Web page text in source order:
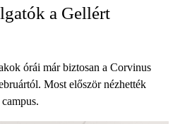
a Gellért
órái már biztosan a Corvinus
Most először nézhették